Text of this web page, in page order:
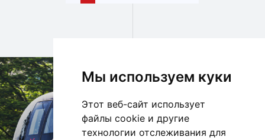
Мы используем куки
Этот веб-сайт использует
файлы cookie и другие
технологии отслеживания для